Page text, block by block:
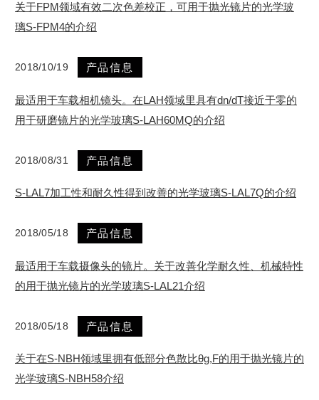
关于FPM领域有效二次色差校正，可用于抛光镜片的光学玻
璃S-FPM4的介绍
2018/10/19 产品信息
最适用于车载相机镜头。在LAH领域里具有dn/dT接近于零的
用于研磨镜片的光学玻璃S-LAH60MQ的介绍
2018/08/31 产品信息
S-LAL7加工性和耐久性得到改善的光学玻璃S-LAL7Q的介绍
2018/05/18 产品信息
最适用于车载摄像头的镜片。关于改善化学耐久性、机械特性
的用于抛光镜片的光学玻璃S-LAL21介绍
2018/05/18 产品信息
关于在S-NBH领域里拥有低部分色散比θg,F的用于抛光镜片的
光学玻璃S-NBH58介绍